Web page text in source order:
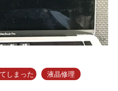
しまった 液晶修理